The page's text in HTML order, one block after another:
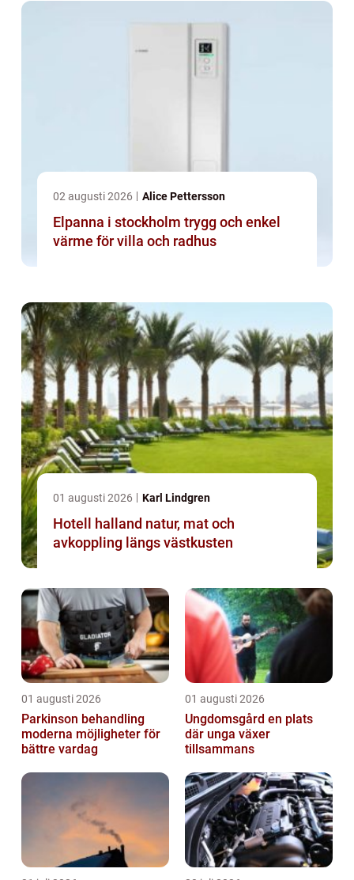
02 augusti 2026 Alice Pettersson
Elpanna i stockholm trygg och enkel
värme för villa och radhus
01 augusti 2026 Karl Lindgren
Hotell halland natur, mat och
avkoppling längs västkusten
01 augusti 2026
Parkinson behandling
moderna möjligheter för
bättre vardag
01 augusti 2026
Ungdomsgård en plats
där unga växer
tillsammans